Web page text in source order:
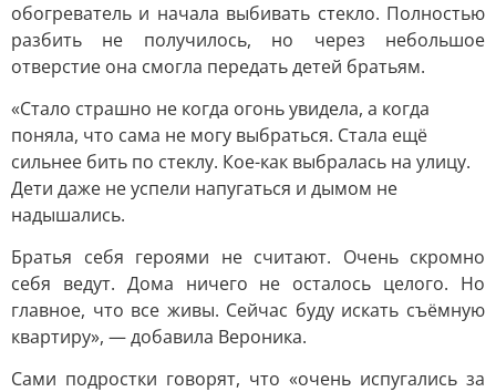
обогреватель и начала выбивать стекло. Полностью
разбить не получилось, но через небольшое
отверстие она смогла передать детей братьям.
«Стало страшно не когда огонь увидела, а когда
поняла, что сама не могу выбраться. Стала ещё
сильнее бить по стеклу. Кое-как выбралась на улицу.
Дети даже не успели напугаться и дымом не
надышались.
Братья себя героями не считают. Очень скромно
себя ведут. Дома ничего не осталось целого. Но
главное, что все живы. Сейчас буду искать съёмную
квартиру», — добавила Вероника.
Сами подростки говорят, что «очень испугались за